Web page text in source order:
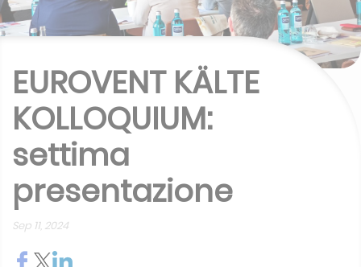
EUROVENT KÄLTE
KOLLOQUIUM:
settima
presentazione
Sep 11, 2024